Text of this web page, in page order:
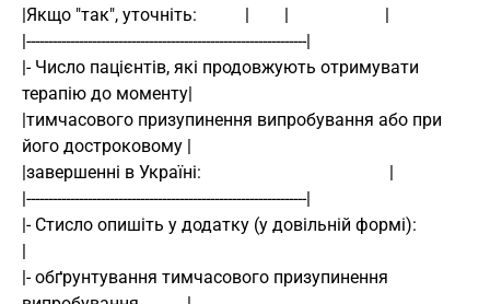
|Якщо "так", уточніть:           |        |                      |
|----------------------------------------------------------------|
|- Число пацієнтів, які продовжують отримувати
терапію до моменту|
|тимчасового призупинення випробування або при
його достроковому |
|завершенні в Україні:                                           |
|----------------------------------------------------------------|
|- Стисло опишіть у додатку (у довільній формі):
|
|- обґрунтування тимчасового призупинення